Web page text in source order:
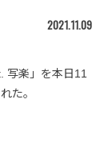
2021.11.09
写楽」を本日11
た。